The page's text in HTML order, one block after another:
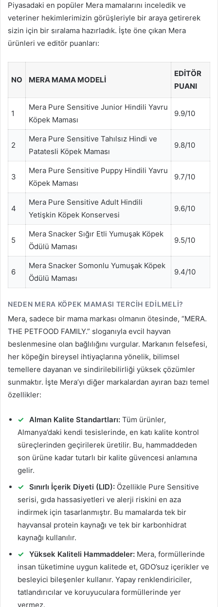
Piyasadaki en popüler Mera mamalarını inceledik ve
veteriner hekimlerimizin görüşleriyle bir araya getirerek
sizin için bir sıralama hazırladık. İşte öne çıkan Mera
ürünleri ve editör puanları:
NO MERA MAMA MODELI
EDITÖR
PUANI
1
Mera Pure Sensitive Junior Hindili Yavru
Köpek Maması
9.9/10
2
Mera Pure Sensitive Tahılsız Hindi ve
Patatesli Köpek Maması
9.8/10
3
Mera Pure Sensitive Puppy Hindili Yavru
Köpek Maması
9.7/10
4
Mera Pure Sensitive Adult Hindili
Yetişkin Köpek Konservesi
9.6/10
5
Mera Snacker Sığır Etli Yumuşak Köpek
Ödülü Maması
9.5/10
6
Mera Snacker Somonlu Yumuşak Köpek
Ödülü Maması
9.4/10
NEDEN MERA KÖPEK MAMASI TERCIH EDILMELI?
Mera, sadece bir mama markası olmanın ötesinde, “MERA.
THE PETFOOD FAMILY.” sloganıyla evcil hayvan
beslenmesine olan bağlılığını vurgular. Markanın felsefesi,
her köpeğin bireysel ihtiyaçlarına yönelik, bilimsel
temellere dayanan ve sindirilebilirliği yüksek çözümler
sunmaktır. İşte Mera’yı diğer markalardan ayıran bazı temel
özellikler:
Alman Kalite Standartları: Tüm ürünler,
Almanya’daki kendi tesislerinde, en katı kalite kontrol
süreçlerinden geçirilerek üretilir. Bu, hammaddeden
son ürüne kadar tutarlı bir kalite güvencesi anlamına
gelir.
Sınırlı İçerik Diyeti (LID): Özellikle Pure Sensitive
serisi, gıda hassasiyetleri ve alerji riskini en aza
indirmek için tasarlanmıştır. Bu mamalarda tek bir
hayvansal protein kaynağı ve tek bir karbonhidrat
kaynağı kullanılır.
Yüksek Kaliteli Hammaddeler: Mera, formüllerinde
insan tüketimine uygun kalitede et, GDO’suz içerikler ve
besleyici bileşenler kullanır. Yapay renklendiriciler,
tatlandırıcılar ve koruyuculara formüllerinde yer
vermez.